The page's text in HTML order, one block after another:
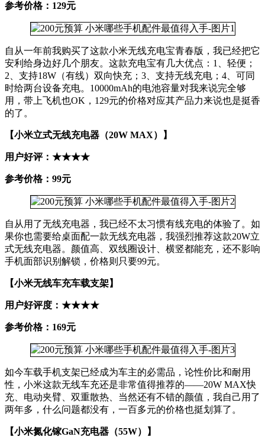
参考价格：129元
自从一年前我购买了这款小米无线充电宝青春版，我已经把它
安利给身边好几个朋友。这款充电宝有几大优点：1、轻便；
2、支持18W（有线）双向快充；3、支持无线充电；4、可同
时给两台设备充电。10000mAh的电池容量对我来说完全够
用，带上飞机也OK，129元的价格对应其产品力来说也是挺香
的了。
【小米立式无线充电器（20W MAX）】
用户好评：★★★★
参考价格：99元
自从用了无线充电器，我已经不太习惯有线充电的体验了。如
果你也需要给桌面配一款无线充电器，我强烈推荐这款20W立
式无线充电器。颜值高、双线圈设计、横竖都能充，还不影响
手机面部识别解锁，价格则只要99元。
【小米无线车充车载支架】
用户好评度：★★★★
参考价格：169元
如今车载手机支架已经成为车主的必需品，论性价比和耐用
性，小米这款无线车充还是非常值得推荐的——20W MAX快
充、电动夹臂、双重散热、当然还有不错的颜值，我自己用了
两年多，什么问题都没有，一百多元的价格也挺划算了。
【小米氮化镓GaN充电器（55W）】